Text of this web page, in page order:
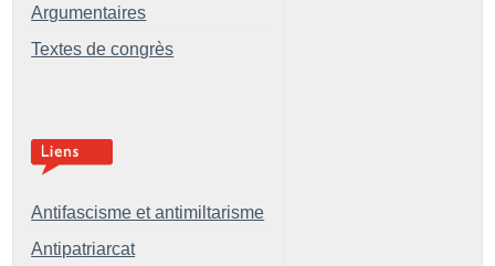
Argumentaires
Textes de congrès
Antifascisme et antimiltarisme
Antipatriarcat